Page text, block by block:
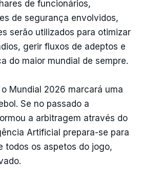
de funcionários,
de segurança envolvidos,
serão utilizados para otimizar
gerir fluxos de adeptos e
do maior mundial de sempre.
o Mundial 2026 marcará uma
Se no passado a
a arbitragem através do
Artificial prepara-se para
todos os aspetos do jogo,